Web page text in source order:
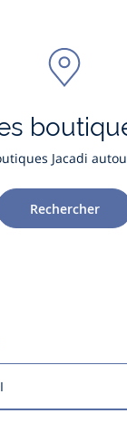
Jacadi
Rechercher